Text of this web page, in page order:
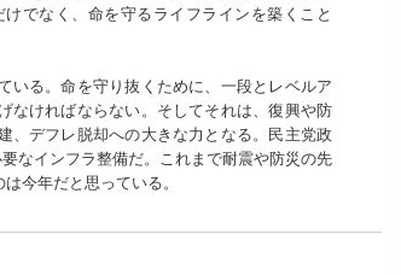
でなく、命を守るライフラインを築くこと
いる。命を守り抜くために、一段とレベルア
なければならない。そしてそれは、復興や防
、デフレ脱却への大きな力となる。民主党政
なインフラ整備だ。これまで耐震や防災の先
今年だと思っている。